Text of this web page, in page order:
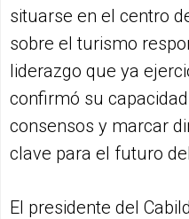
situarse en el centro
sobre el turismo
liderazgo que ya
confirmó su
consensos y marcar
clave para el futuro
El presidente del